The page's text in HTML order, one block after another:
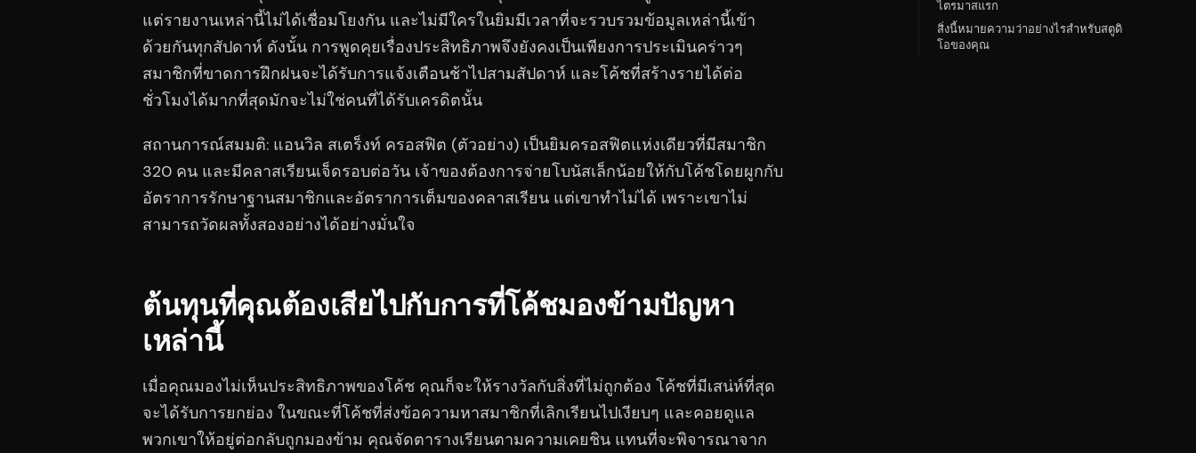
แต่รายงานเหล่านี้ไม่ได้เชื่อมโยงกัน และไม่มีใครในยิมมีเวลาที่จะรวบรวมข้อมูลเหล่านี้เข้า
ด้วยกันทุกสัปดาห์ ดังนั้น การพูดคุยเรื่องประสิทธิภาพจึงยังคงเป็นเพียงการประเมินคร่าวๆ
สมาชิกที่ขาดการฝึกฝนจะได้รับการแจ้งเตือนช้าไปสามสัปดาห์ และโค้ชที่สร้างรายได้ต่อ
ชั่วโมงได้มากที่สุดมักจะไม่ใช่คนที่ได้รับเครดิตนั้น
สถานการณ์สมมติ: แอนวิล สเตร็งท์ ครอสฟิต (ตัวอย่าง) เป็นยิมครอสฟิตแห่งเดียวที่มีสมาชิก
320 คน และมีคลาสเรียนเจ็ดรอบต่อวัน เจ้าของต้องการจ่ายโบนัสเล็กน้อยให้กับโค้ชโดยผูกกับ
อัตราการรักษาฐานสมาชิกและอัตราการเต็มของคลาสเรียน แต่เขาทำไม่ได้ เพราะเขาไม่
สามารถวัดผลทั้งสองอย่างได้อย่างมั่นใจ
ต้นทุนที่คุณต้องเสียไปกับการที่โค้ชมองข้ามปัญหา
เหล่านี้
เมื่อคุณมองไม่เห็นประสิทธิภาพของโค้ช คุณก็จะให้รางวัลกับสิ่งที่ไม่ถูกต้อง โค้ชที่มีเสน่ห์ที่สุด
จะได้รับการยกย่อง ในขณะที่โค้ชที่ส่งข้อความหาสมาชิกที่เลิกเรียนไปเงียบๆ และคอยดูแล
พวกเขาให้อยู่ต่อกลับถูกมองข้าม คุณจัดตารางเรียนตามความเคยชิน แทนที่จะพิจารณาจาก
ไตรมาสแรก
สิ่งนี้หมายความว่าอย่างไรสำหรับสตูดิ
โอของคุณ